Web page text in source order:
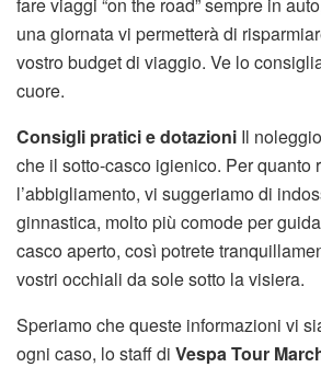
una giornata vi permetterà di
vostro budget di viaggio. Ve lo
cuore.
Consigli pratici e dotazioni Il
che il sotto-casco igienico. Per quanto
l’abbigliamento, vi suggeriamo di
ginnastica, molto più comode per
casco aperto, così potrete
vostri occhiali da sole sotto la visiera.
Speriamo che queste informazioni vi
ogni caso, lo staff di Vespa Tour